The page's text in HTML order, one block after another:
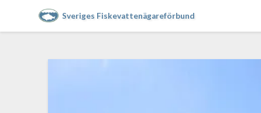
Sveriges Fiskevattenägareförbund